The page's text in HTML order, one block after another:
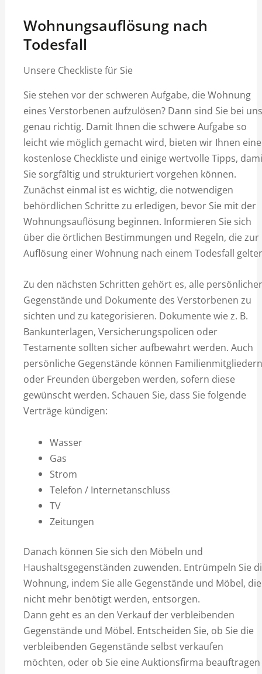
Wohnungsauflösung nach
Todesfall
Unsere Checkliste für Sie
Sie stehen vor der schweren Aufgabe, die Wohnung
eines Verstorbenen aufzulösen? Dann sind Sie bei uns
genau richtig. Damit Ihnen die schwere Aufgabe so
leicht wie möglich gemacht wird, bieten wir Ihnen eine
kostenlose Checkliste und einige wertvolle Tipps,
Sie sorgfältig und strukturiert vorgehen können.
Zunächst einmal ist es wichtig, die notwendigen
behördlichen Schritte zu erledigen, bevor Sie mit der
Wohnungsauflösung beginnen. Informieren Sie sich
über die örtlichen Bestimmungen und Regeln, die zur
Auflösung einer Wohnung nach einem Todesfall
Zu den nächsten Schritten gehört es, alle
Gegenstände und Dokumente des Verstorbenen zu
sichten und zu kategorisieren. Dokumente wie z. B.
Bankunterlagen, Versicherungspolicen oder
Testamente sollten sicher aufbewahrt werden. Auch
persönliche Gegenstände können Familienmitgliedern
oder Freunden übergeben werden, sofern diese
gewünscht werden. Schauen Sie, dass Sie folgende
Verträge kündigen:
Wasser
Gas
Strom
Telefon / Internetanschluss
TV
Zeitungen
Danach können Sie sich den Möbeln und
Haushaltsgegenständen zuwenden. Entrümpeln Sie
Wohnung, indem Sie alle Gegenstände und Möbel, die
nicht mehr benötigt werden, entsorgen.
Dann geht es an den Verkauf der verbleibenden
Gegenstände und Möbel. Entscheiden Sie, ob Sie die
verbleibenden Gegenstände selbst verkaufen
möchten, oder ob Sie eine Auktionsfirma beauftragen